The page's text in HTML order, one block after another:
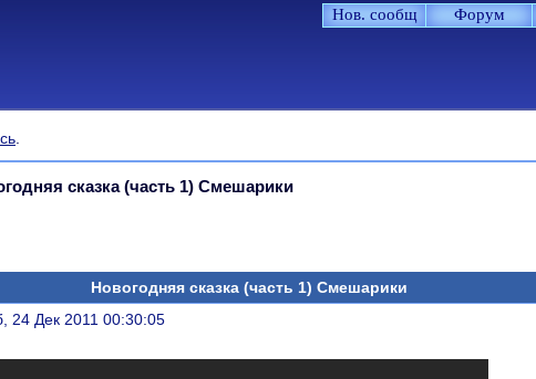
Нов. сообщ Форум
.
сказка (часть 1) Смешарики
Новогодняя сказка (часть 1) Смешарики
24 Дек 2011 00:30:05